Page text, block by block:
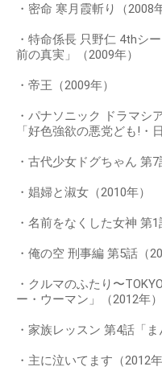
・密命 寒月霞斬り（2008
・特命係長 只野仁 4thシ
前の真実」（2009年）
・帝王（2009年）
・パナソニック ドラマシ
「好色強欲の悪党ども!・
・古代少女ドグちゃん 第
・娼婦と淑女（2010年）
・名前をなくした女神 第1
・俺の空 刑事編 第5話（
・クルマのふたり〜
ー・ウーマン」（2012年）
・家族レッスン 第4話「ま
・主に泣いてます（2012年